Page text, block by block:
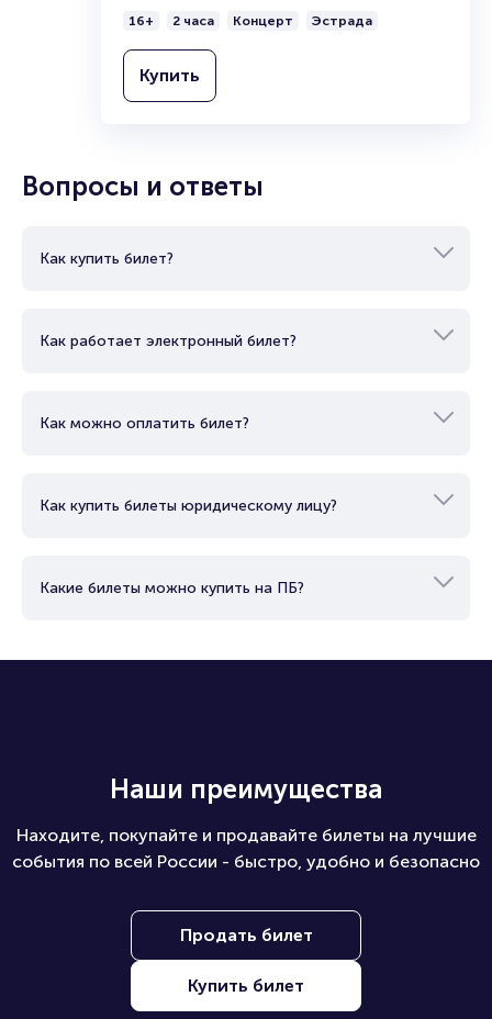
16+ 2 часа Концерт Эстрада
Купить
Вопросы и ответы
Как купить билет?
Как работает электронный билет?
Как можно оплатить билет?
Как купить билеты юридическому лицу?
Какие билеты можно купить на ПБ?
Наши преимущества
Находите, покупайте и продавайте билеты на лучшие
события по всей России - быстро, удобно и безопасно
Продать билет
Купить билет